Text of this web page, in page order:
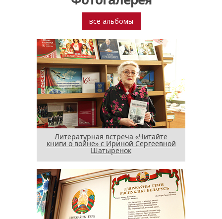
все альбомы
Литературная встреча «Читайте
книги о войне» с Ириной Сергеевной
Шатырёнок